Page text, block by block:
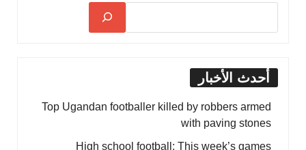
أحدث الأخبار
Top Ugandan footballer killed by robbers armed
with paving stones
High school football: This week’s games